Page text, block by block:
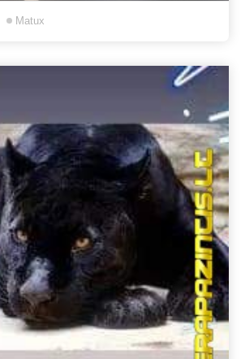
Matux